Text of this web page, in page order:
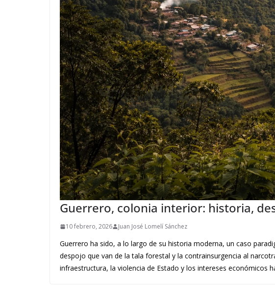
Guerrero, colonia interior: historia,
10 febrero, 2026 Juan José Lomelí Sánchez
Guerrero ha sido, a lo largo de su historia moderna, un caso
despojo que van de la tala forestal y la contrainsurgencia al
infraestructura, la violencia de Estado y los intereses económicos